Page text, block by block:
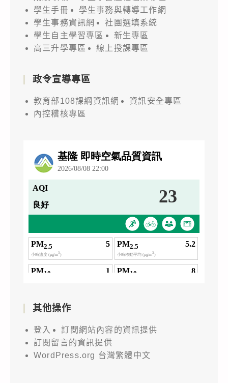
學生手冊
學生事務與轉導工作網
學生事務資訊網
社團選填系統
學生自主學習專區
新生專區
高三升學專區
線上授課專區
政令宣導專區
教育部108課綱資訊網
資訊安全專區
內控稽核專區
其他操作
登入
訂閱網站內容的資訊提供
訂閱留言的資訊提供
WordPress.org 台灣繁體中文